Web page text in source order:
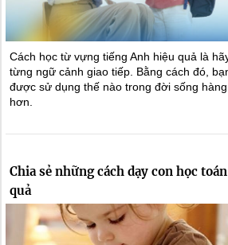
Cách học từ vựng tiếng Anh hiệu quả là
từng ngữ cảnh giao tiếp. Bằng cách đó,
được sử dụng thế nào trong đời sống
hơn.
Chia sẻ những cách dạy con học
quả